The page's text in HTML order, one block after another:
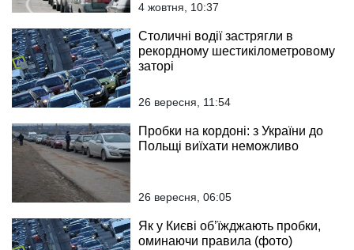
4 жовтня, 10:37
Столичні водії застрягли в
рекордному шестикілометровому
заторі
26 вересня, 11:54
Пробки на кордоні: з України до
Польщі виїхати неможливо
26 вересня, 06:05
Як у Києві об’їжджають пробки,
оминаючи правила (фото)